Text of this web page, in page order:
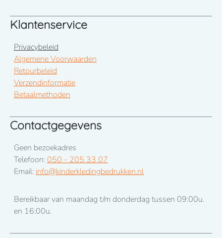
Klantenservice
Privacybeleid
Algemene Voorwaarden
Retourbeleid
Verzendinformatie
Betaalmethoden
Contactgegevens
Geen bezoekadres
Telefoon: 050 - 205 33 07
Email: info@kinderkledingbedrukken.nl
Bereikbaar van maandag t/m donderdag tussen 09:00u.
en 16:00u.